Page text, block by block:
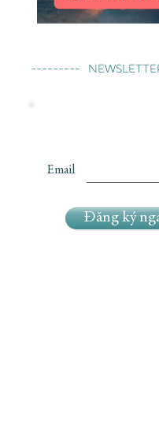
---------
Email
Đăng ký